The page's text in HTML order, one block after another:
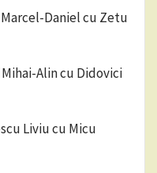
Daniel cu Zetu
Alin cu Didovici
Liviu cu Micu